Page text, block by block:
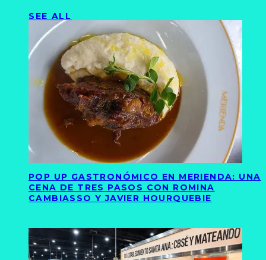
SEE ALL
POP UP GASTRONÓMICO EN MERIENDA: UNA
CENA DE TRES PASOS CON ROMINA
CAMBIASSO Y JAVIER HOURQUEBIE